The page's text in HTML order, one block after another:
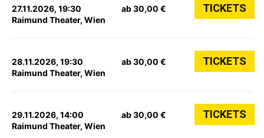
27.11.2026, 19:30
Raimund Theater, Wien
ab 30,00 € TICKETS
28.11.2026, 19:30
Raimund Theater, Wien
ab 30,00 € TICKETS
29.11.2026, 14:00
Raimund Theater, Wien
ab 30,00 € TICKETS